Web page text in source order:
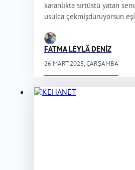
karanlıkta sırtüstü yatan
usulca çekmişduruyorsun
FATMA LEYLÂ DENİZ
26 MART 2025, ÇARŞAMBA